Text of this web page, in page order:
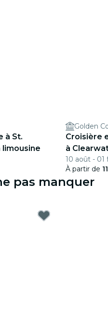
à St.
Golden
Croisière
à
10 août - 01
À partir de
pas manquer